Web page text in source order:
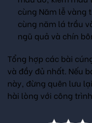
cùng Năm lễ vàng
cùng năm lá trầu
ngũ quả và chín
Tổng hợp các bài
và đầy đủ nhất. Nếu
này, đừng quên lưu
hài lòng với công